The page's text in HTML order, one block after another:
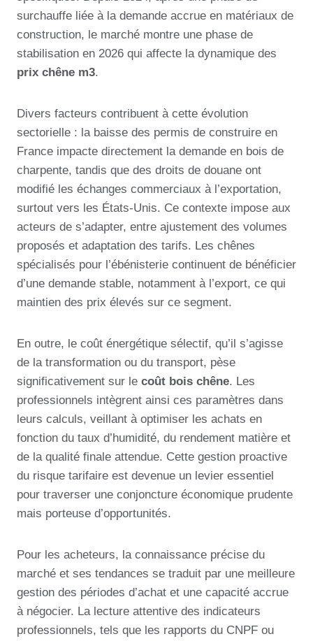
surchauffe liée à la demande accrue en matériaux de
construction, le marché montre une phase de
stabilisation en 2026 qui affecte la dynamique des
prix chêne m3.
Divers facteurs contribuent à cette évolution
sectorielle : la baisse des permis de construire en
France impacte directement la demande en bois de
charpente, tandis que des droits de douane ont
modifié les échanges commerciaux à l’exportation,
surtout vers les États-Unis. Ce contexte impose aux
acteurs de s’adapter, entre ajustement des volumes
proposés et adaptation des tarifs. Les chênes
spécialisés pour l’ébénisterie continuent de bénéficier
d’une demande stable, notamment à l’export, ce qui
maintien des prix élevés sur ce segment.
En outre, le coût énergétique sélectif, qu’il s’agisse
de la transformation ou du transport, pèse
significativement sur le coût bois chêne. Les
professionnels intègrent ainsi ces paramètres dans
leurs calculs, veillant à optimiser les achats en
fonction du taux d’humidité, du rendement matière et
de la qualité finale attendue. Cette gestion proactive
du risque tarifaire est devenue un levier essentiel
pour traverser une conjoncture économique prudente
mais porteuse d’opportunités.
Pour les acheteurs, la connaissance précise du
marché et ses tendances se traduit par une meilleure
gestion des périodes d’achat et une capacité accrue
à négocier. La lecture attentive des indicateurs
professionnels, tels que les rapports du CNPF ou